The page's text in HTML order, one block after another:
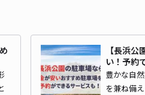
【長浜
い！予約
豊かな自
を兼ね備